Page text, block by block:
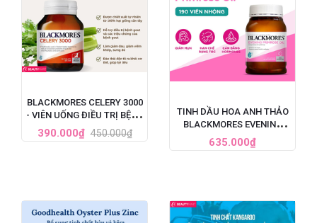
BLACKMORES CELERY 3000
- VIÊN UỐNG ĐIỀU TRỊ BỆNH
GOUT CỦA ÚC, HỘP 50 VIÊN
390.000₫ 450.000₫
TINH DẦU HOA ANH THẢO
BLACKMORES EVENING
PRIMROSE OIL ÚC, HỘP 190
VIÊN
635.000₫